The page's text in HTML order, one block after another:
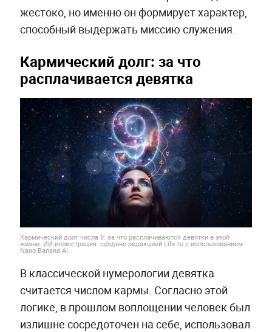
жестоко, но именно он формирует характер,
способный выдержать миссию служения.
Кармический долг: за что
расплачивается девятка
Кармический долг числа 9: за что расплачиваются девятки в этой
жизни. ИИ-иллюстрация: создано редакцией Life.ru с использованием
Nano Banana AI
В классической нумерологии девятка
считается числом кармы. Согласно этой
логике, в прошлом воплощении человек был
излишне сосредоточен на себе, использовал